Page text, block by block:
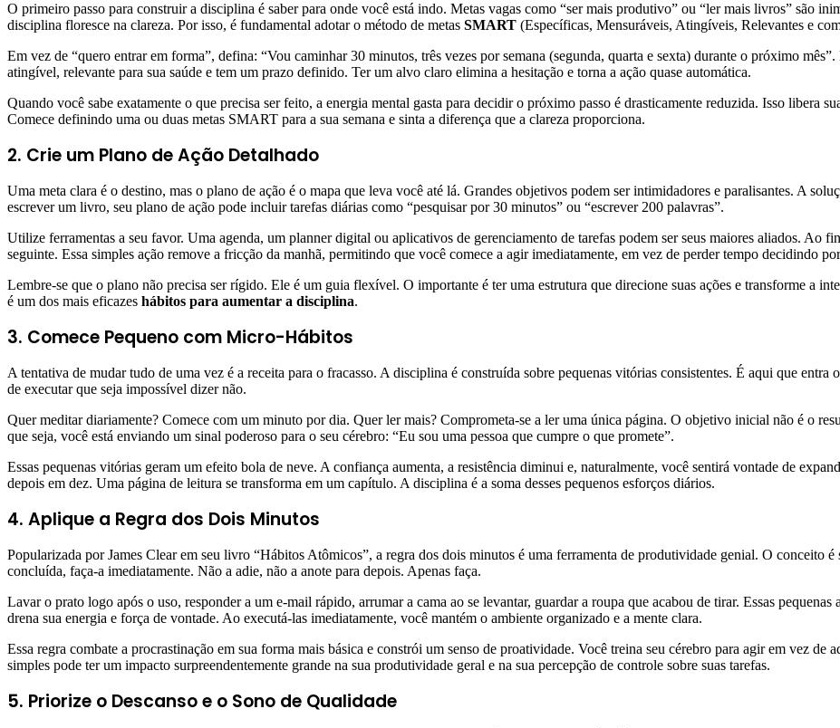
O primeiro passo para construir a disciplina é saber para onde você está indo. Metas vagas como “ser mais produtivo” ou “ler mais livros” são
disciplina floresce na clareza. Por isso, é fundamental adotar o método de metas SMART (Específicas, Mensuráveis, Atingíveis, Relevantes e
Em vez de “quero entrar em forma”, defina: “Vou caminhar 30 minutos, três vezes por semana (segunda, quarta e sexta) durante o próximo
atingível, relevante para sua saúde e tem um prazo definido. Ter um alvo claro elimina a hesitação e torna a ação quase automática.
Quando você sabe exatamente o que precisa ser feito, a energia mental gasta para decidir o próximo passo é drasticamente reduzida. Isso libera
Comece definindo uma ou duas metas SMART para a sua semana e sinta a diferença que a clareza proporciona.
2. Crie um Plano de Ação Detalhado
Uma meta clara é o destino, mas o plano de ação é o mapa que leva você até lá. Grandes objetivos podem ser intimidadores e paralisantes. A
escrever um livro, seu plano de ação pode incluir tarefas diárias como “pesquisar por 30 minutos” ou “escrever 200 palavras”.
Utilize ferramentas a seu favor. Uma agenda, um planner digital ou aplicativos de gerenciamento de tarefas podem ser seus maiores aliados. Ao
seguinte. Essa simples ação remove a fricção da manhã, permitindo que você comece a agir imediatamente, em vez de perder tempo decidindo
Lembre-se que o plano não precisa ser rígido. Ele é um guia flexível. O importante é ter uma estrutura que direcione suas ações e transforme a
é um dos mais eficazes hábitos para aumentar a disciplina.
3. Comece Pequeno com Micro-Hábitos
A tentativa de mudar tudo de uma vez é a receita para o fracasso. A disciplina é construída sobre pequenas vitórias consistentes. É aqui que
de executar que seja impossível dizer não.
Quer meditar diariamente? Comece com um minuto por dia. Quer ler mais? Comprometa-se a ler uma única página. O objetivo inicial não é o
que seja, você está enviando um sinal poderoso para o seu cérebro: “Eu sou uma pessoa que cumpre o que promete”.
Essas pequenas vitórias geram um efeito bola de neve. A confiança aumenta, a resistência diminui e, naturalmente, você sentirá vontade de
depois em dez. Uma página de leitura se transforma em um capítulo. A disciplina é a soma desses pequenos esforços diários.
4. Aplique a Regra dos Dois Minutos
Popularizada por James Clear em seu livro “Hábitos Atômicos”, a regra dos dois minutos é uma ferramenta de produtividade genial. O conceito
concluída, faça-a imediatamente. Não a adie, não a anote para depois. Apenas faça.
Lavar o prato logo após o uso, responder a um e-mail rápido, arrumar a cama ao se levantar, guardar a roupa que acabou de tirar. Essas
drena sua energia e força de vontade. Ao executá-las imediatamente, você mantém o ambiente organizado e a mente clara.
Essa regra combate a procrastinação em sua forma mais básica e constrói um senso de proatividade. Você treina seu cérebro para agir em vez
simples pode ter um impacto surpreendentemente grande na sua produtividade geral e na sua percepção de controle sobre suas tarefas.
5. Priorize o Descanso e o Sono de Qualidade